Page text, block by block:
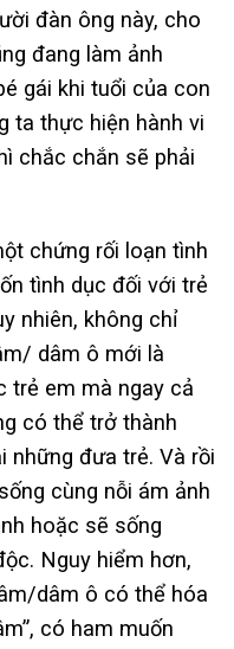
đàn ông này, cho
đang làm ảnh
gái khi tuổi của con
ta thực hiện hành vi
chắc chắn sẽ phải
chứng rối loạn tình
tình dục đối với trẻ
nhiên, không chỉ
dâm ô mới là
trẻ em mà ngay cả
có thể trở thành
những đưa trẻ. Và rồi
cùng nỗi ám ảnh
hoặc sẽ sống
Nguy hiểm hơn,
dâm ô có thể hóa
có ham muốn